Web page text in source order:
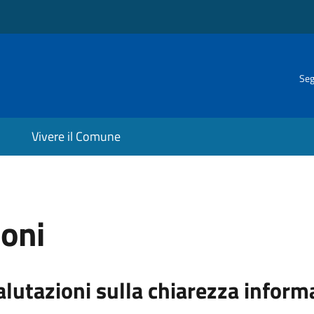
Vivere il Comune
sulla chiarezza